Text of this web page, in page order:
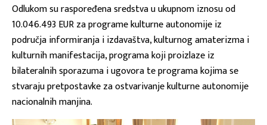
Odlukom su raspoređena sredstva u ukupnom iznosu od
10.046.493 EUR za programe kulturne autonomije iz
područja informiranja i izdavaštva, kulturnog amaterizma i
kulturnih manifestacija, programa koji proizlaze iz
bilateralnih sporazuma i ugovora te programa kojima se
stvaraju pretpostavke za ostvarivanje kulturne autonomije
nacionalnih manjina.